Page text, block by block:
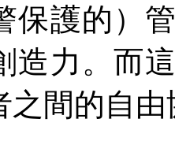
保護的）
造力。而
之間的自